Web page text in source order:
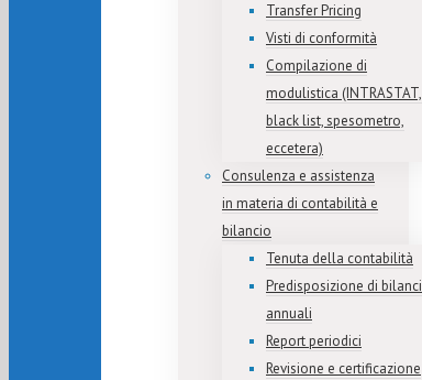
Transfer Pricing
Visti di conformità
Compilazione di
modulistica (INTRASTAT,
black list, spesometro,
eccetera)
Consulenza e assistenza
in materia di contabilità e
bilancio
Tenuta della contabilità
Predisposizione di bilanci
annuali
Report periodici
Revisione e certificazione